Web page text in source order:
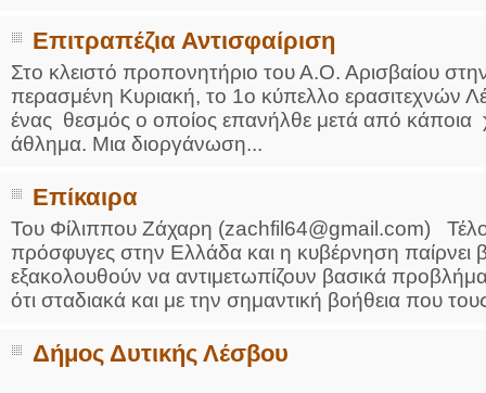
Επιτραπέζια Αντισφαίριση
Στο κλειστό προπονητήριο του Α.Ο. Αρισβαίου
περασμένη Κυριακή, το 1ο κύπελλο ερασιτεχνών
ένας θεσμός ο οποίος επανήλθε μετά από κάποια
άθλημα. Μια διοργάνωση...
Επίκαιρα
Του Φίλιππου Ζάχαρη (zachfil64@gmail.com)
πρόσφυγες στην Ελλάδα και η κυβέρνηση
εξακολουθούν να αντιμετωπίζουν βασικά
ότι σταδιακά και με την σημαντική βοήθεια που
Δήμος Δυτικής Λέσβου